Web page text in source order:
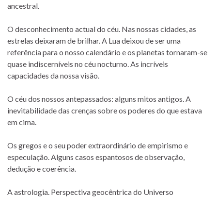
ancestral.
O desconhecimento actual do céu. Nas nossas cidades, as
estrelas deixaram de brilhar. A Lua deixou de ser uma
referência para o nosso calendário e os planetas tornaram-se
quase indiscerníveis no céu nocturno. As incríveis
capacidades da nossa visão.
O céu dos nossos antepassados: alguns mitos antigos. A
inevitabilidade das crenças sobre os poderes do que estava
em cima.
Os gregos e o seu poder extraordinário de empirismo e
especulação. Alguns casos espantosos de observação,
dedução e coerência.
A astrologia. Perspectiva geocêntrica do Universo